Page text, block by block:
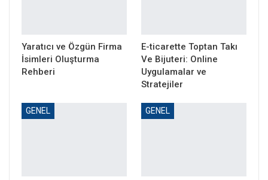
Yaratıcı ve Özgün Firma
İsimleri Oluşturma
Rehberi
E-ticarette Toptan Takı
Ve Bijuteri: Online
Uygulamalar ve
Stratejiler
GENEL GENEL